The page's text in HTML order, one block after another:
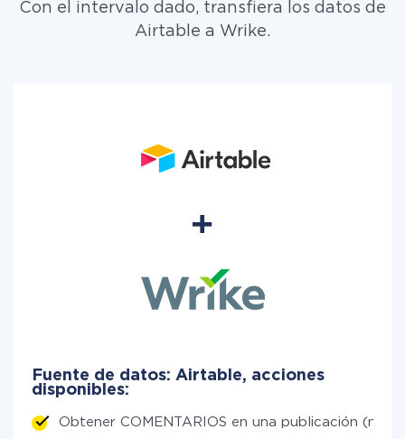
Con el intervalo dado, transfiera los datos de
Airtable a Wrike.
Fuente de datos: Airtable, acciones
disponibles:
Obtener COMENTARIOS en una publicación